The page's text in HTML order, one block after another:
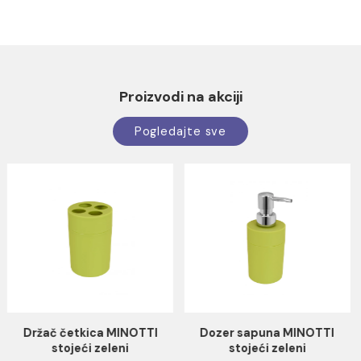
Dozvoli sve
Dozvoli izbor
Konzolna šolja OPTIMO
rimless bide funkcija sa
duroplast soft close wc
Konzolna šolja OPTIMO rimless
bide funkcija sa duroplast soft
Podna rešetka MINOTTI
150x150 S/S chrome
Podna rešetka MINOTTI
S/S chrome